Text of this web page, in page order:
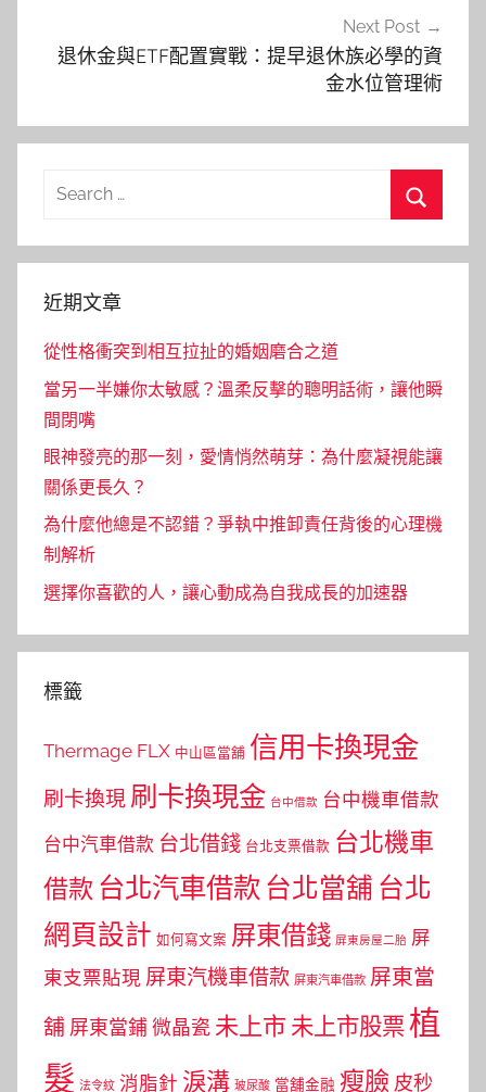
Next Post
退休金與ETF配置實戰：提早退休族必學的資
金水位管理術
Search
近期文章
從性格衝突到相互拉扯的婚姻磨合之道
當另一半嫌你太敏感？溫柔反擊的聰明話術，讓他瞬
間閉嘴
眼神發亮的那一刻，愛情悄然萌芽：為什麼凝視能讓
關係更長久？
為什麼他總是不認錯？爭執中推卸責任背後的心理機
制解析
選擇你喜歡的人，讓心動成為自我成長的加速器
標籤
Thermage FLX 中山區當舖 信用卡換現金
刷卡換現 刷卡換現金 台中借款 台中機車借款
台中汽車借款 台北借錢 台北支票借款 台北機車
借款 台北汽車借款 台北當舖 台北
網頁設計 如何寫文案 屏東借錢 屏東房屋二胎 屏
東支票貼現 屏東汽機車借款 屏東汽車借款 屏東當
舖 屏東當鋪 微晶瓷 未上市 未上市股票植
髮 法令紋 消脂針 淚溝 玻尿酸 當舖金融 瘦臉 皮秒